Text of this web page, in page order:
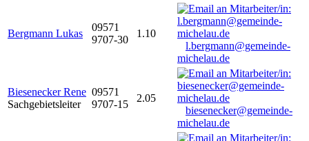
Bergmann Lukas
09571
9707-30
1.10
l.bergmann@gemeinde-
michelau.de
Biesenecker Rene
Sachgebietsleiter
09571
9707-15
2.05
biesenecker@gemeinde-
michelau.de